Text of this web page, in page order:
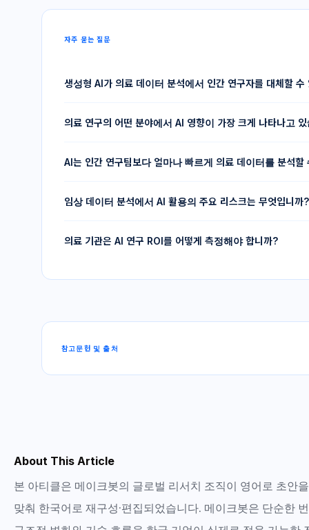
자주 묻는 질문
생성형 AI가 의료 데이터 분석에서 인간 연구자를 대체할 수
수행할 수 있지만, 연구 설계, 임상적 해석, 결과 검증, 환
의료 연구의 어떤 분야에서 AI 영향이 가장 크게 나타나고
자동화에서 나타나고 있습니다. 이 분야들은 복잡하거
AI는 인간 연구팀보다 얼마나 빠르게 의료 데이터를 분석할
빠르게 분석했습니다. AI 지원 프로젝트는 개념 구상부터
임상 데이터 분석에서 AI 활용의 주요 리스크는 무엇입니까?
AI는 환자 안전과 직접 연결될 수 있으므로, 검증 프로토
의료 기관은 AI 연구 ROI를 어떻게 측정해야 합니까?
설계 개선, 검증된 유스케이스 확장 여부를 기준으로 AI
참고문헌 및 출처
AI Bots Accurately Analyze Big Data Set to
MK
The State of AI in 2025: Agents, Innovation,
ST
2025 AI Index Report: Science and Medicine
About This Article
본 아티클은 메이크봇의 글로벌 리서치 조직이 영어로 초안
맞춰 한국어로 재구성·편집되었습니다. 메이크봇은 단순한